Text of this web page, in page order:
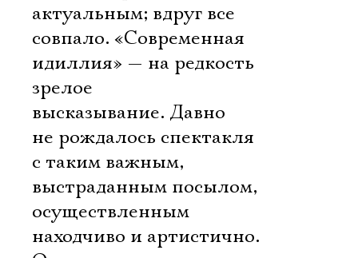
актуальным; вдруг все
совпало. «Современная
идиллия» — на редкость
зрелое
высказывание. Давно
не рождалось спектакля
с таким важным,
выстраданным посылом,
осуществленным
находчиво и артистично.